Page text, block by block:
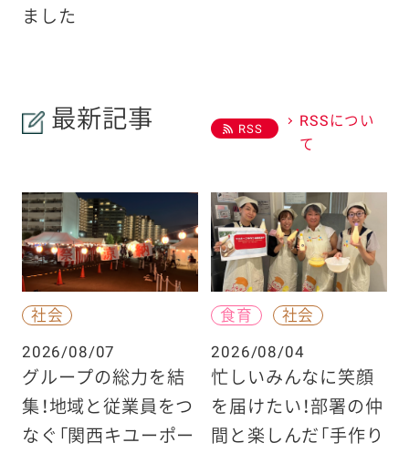
ました
最新記事 RSS
RSSについ
て
社会
2026/08/07
グループの総力を結
集！地域と従業員をつ
なぐ「関西キユーポー
食育
社会
2026/08/04
忙しいみんなに笑顔
を届けたい！部署の仲
間と楽しんだ「手作り